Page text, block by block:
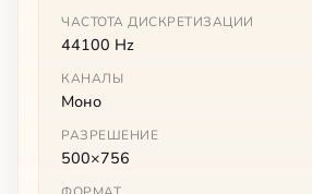
ЧАСТОТА ДИСКРЕТИЗАЦИИ
44100 Hz
КАНАЛЫ
Моно
РАЗРЕШЕНИЕ
500×756